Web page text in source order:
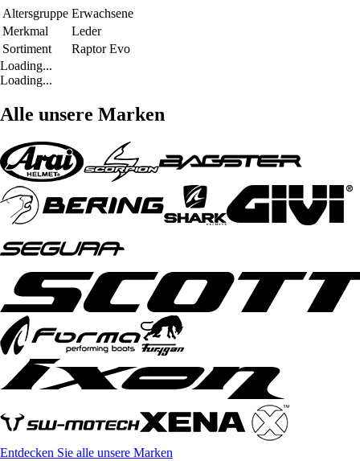
Altersgruppe Erwachsene
Merkmal
Leder
Sortiment
Raptor Evo
Loading...
Loading...
Alle unsere Marken
Entdecken Sie alle unsere Marken